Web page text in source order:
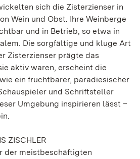
sich die Zisterzienser in
Wein und Obst. Ihre Weinberge
und in Betrieb, so etwa in
Die sorgfältige und kluge Art
Zisterzienser prägte das
aktiv waren, erscheint die
ein fruchtbarer, paradiesischer
und Schriftsteller
Umgebung inspirieren lässt –
ZISCHLER
der meistbeschäftigten